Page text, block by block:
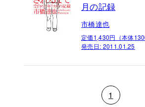
月の記録
市橋達也
定価1,430円（本体
発売日: 2011.01.25
1